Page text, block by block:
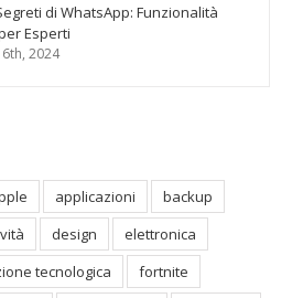
di WhatsApp: Funzionalità
Esperti
2024
applicazioni
backup
design
elettronica
tecnologica
fortnite